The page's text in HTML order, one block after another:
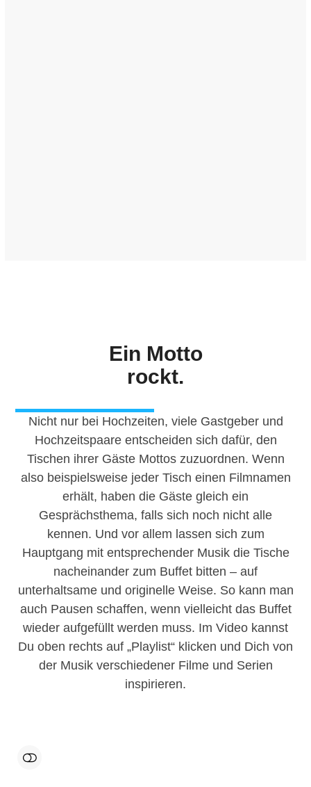
Ein Motto
rockt.
Nicht nur bei Hochzeiten, viele Gastgeber und
Hochzeitspaare entscheiden sich dafür, den
Tischen ihrer Gäste Mottos zuzuordnen. Wenn
also beispielsweise jeder Tisch einen Filmnamen
erhält, haben die Gäste gleich ein
Gesprächsthema, falls sich noch nicht alle
kennen. Und vor allem lassen sich zum
Hauptgang mit entsprechender Musik die Tische
nacheinander zum Buffet bitten – auf
unterhaltsame und originelle Weise. So kann man
auch Pausen schaffen, wenn vielleicht das Buffet
wieder aufgefüllt werden muss. Im Video kannst
Du oben rechts auf „Playlist“ klicken und Dich von
der Musik verschiedener Filme und Serien
inspirieren.